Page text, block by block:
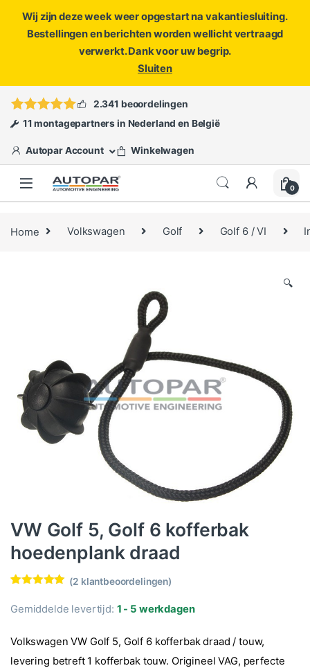
Wij zijn deze week weer opgestart na vakantiesluiting.
Bestellingen en berichten worden wellicht vertraagd
verwerkt. Dank voor uw begrip.
Sluiten
ofopen een ticket
2.341 beoordelingen
11 montagepartners in Nederland en België
Autopar Account Winkelwagen
0
Home Volkswagen Golf Golf 6 / VI
🔍
VW Golf 5, Golf 6 kofferbak
hoedenplank draad
5.00
op 5
gebaseerd
lingen
(2 klantbeoordelingen)
Gemiddelde levertijd: 1 - 5 werkdagen
Volkswagen VW Golf 5, Golf 6 kofferbak draad / touw,
levering betreft 1 kofferbak touw. Origineel VAG, perfecte